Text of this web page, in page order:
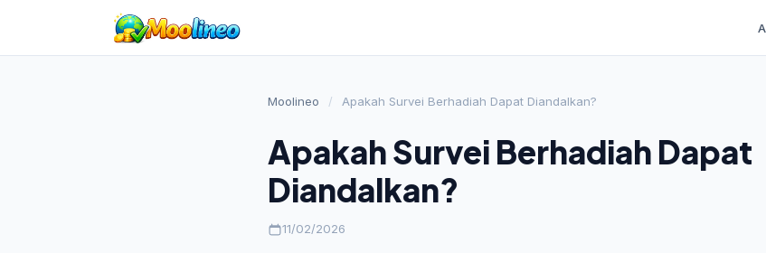
Moolineo / Apakah Survei Berhadiah Dapat Diandalkan?
Apakah Survei Berhadiah Dapat
Diandalkan?
11/02/2026